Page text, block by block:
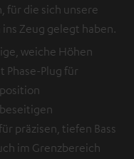
für die sich unsere
Zeug gelegt haben.
weiche Höhen
Plug für
präzisen, tiefen Bass
im Grenzbereich